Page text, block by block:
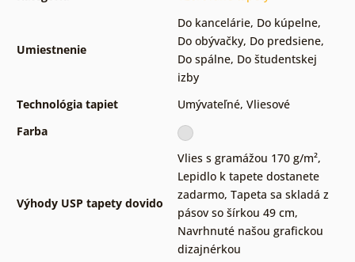
Umiestnenie
Do kancelárie, Do kúpelne,
Do obývačky, Do predsiene,
Do spálne, Do študentskej
izby
Technológia tapiet
Umývateľné, Vliesové
Farba
Výhody USP tapety dovido
Vlies s gramážou 170 g/m²,
Lepidlo k tapete dostanete
zadarmo, Tapeta sa skladá z
pásov so šírkou 49 cm,
Navrhnuté našou grafickou
dizajnérkou